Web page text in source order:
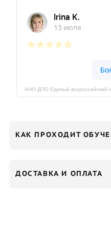
КАК ПРОХОДИТ
ДОСТАВКА И ОПЛАТА